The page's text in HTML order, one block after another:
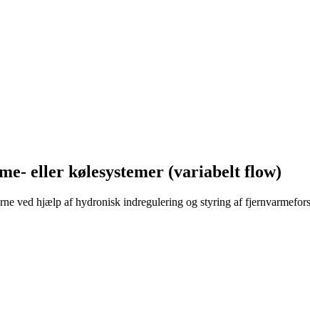
eller kølesystemer (variabelt flow)
ved hjælp af hydronisk indregulering og styring af